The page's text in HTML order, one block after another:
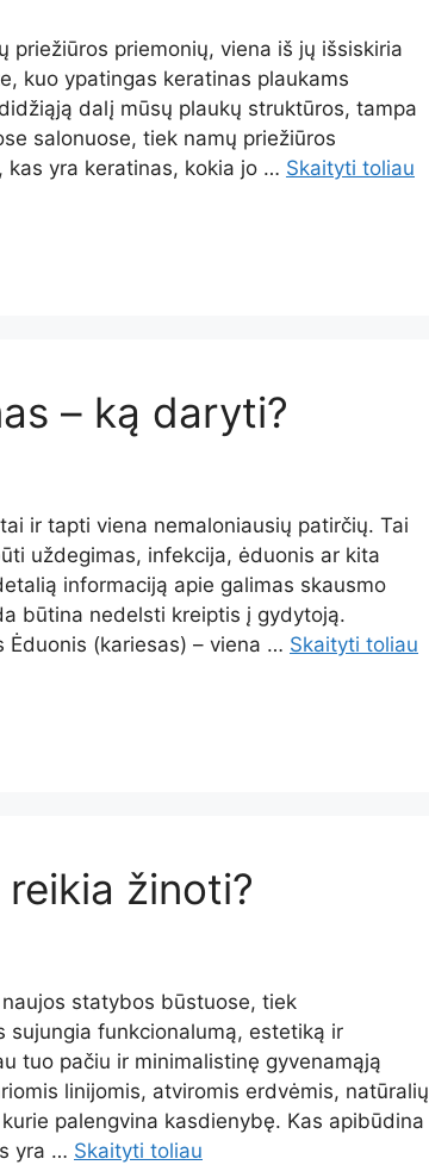
priežiūros priemonių, viena iš jų išsiskiria
kuo ypatingas keratinas plaukams
dalį mūsų plaukų struktūros, tampa
salonuose, tiek namų priežiūros
kas yra keratinas, kokia jo … Skaityti toliau
– ką daryti?
ir tapti viena nemaloniausių patirčių. Tai
uždegimas, infekcija, ėduonis ar kita
informaciją apie galimas skausmo
būtina nedelsti kreiptis į gydytoją.
Ėduonis (kariesas) – viena … Skaityti toliau
žinoti?
statybos būstuose, tiek
sujungia funkcionalumą, estetiką ir
tuo pačiu ir minimalistinę gyvenamąją
linijomis, atviromis erdvėmis, natūralių
palengvina kasdienybę. Kas apibūdina
yra … Skaityti toliau